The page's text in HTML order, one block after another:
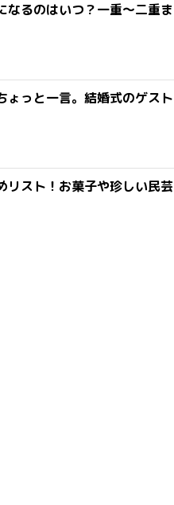
なるのはいつ？一重〜二重ま
ょっと一言。結婚式のゲスト
リスト！お菓子や珍しい民芸